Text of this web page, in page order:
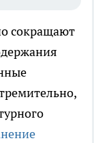
сокращают